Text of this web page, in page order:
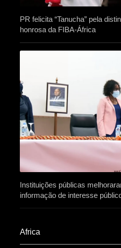
PR felicita “Tanucha” pela
honrosa da FIBA-África
Instituições públicas
informação de interesse
Africa​